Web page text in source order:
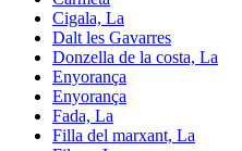
Cigala, La
Dalt les Gavarres
Donzella de la costa, La
Enyorança
Enyorança
Fada, La
Filla del marxant, La